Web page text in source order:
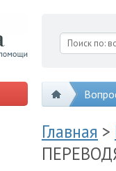
Главная >